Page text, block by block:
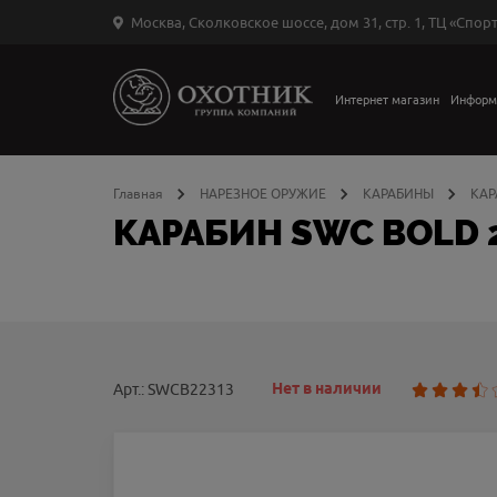
Москва, Сколковское шоссе, дом 31, стр. 1, ТЦ
←
Интернет магазин
Главная НАРЕЗНОЕ ОРУЖИЕ КАРАБИНЫ
КАРАБИН SWC BOLD
Арт.: SWCB22313 Нет в наличии